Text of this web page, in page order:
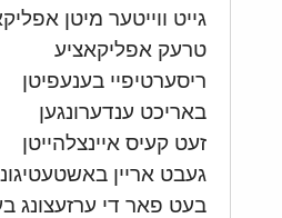
גייט ווייטער מיטן
טרעק אפליקאציע
ריסערטיפיי בענעפיטן
באריכט ענדערונגען
זעט קעיס איינצלהייטן
געבט אריין
בעט פאר די ערזעצונג